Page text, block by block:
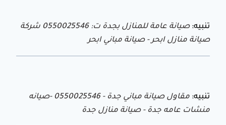
تنبيه:
صيانة عامة للمنازل بجدة ت: 0550025546 شركة
صيانة منازل ابحر - صيانة مباني ابحر
تنبيه:
مقاول صيانة مباني جدة - 0550025546 -صيانه
منشات عامه جدة - صيانة منازل جدة